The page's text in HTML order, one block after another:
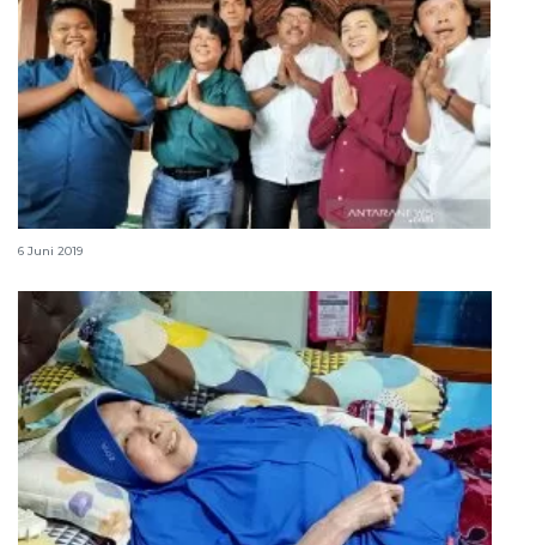
Keluarga Doel selalu kumpul saat Lebaran kedua
6 Juni 2019